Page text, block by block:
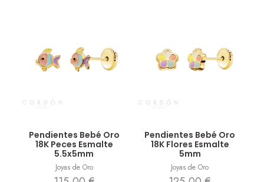
Pendientes Bebé Oro
18K Peces Esmalte
5.5x5mm
Joyas de Oro
Pendientes Bebé Oro
18K Flores Esmalte
5mm
Joyas de Oro